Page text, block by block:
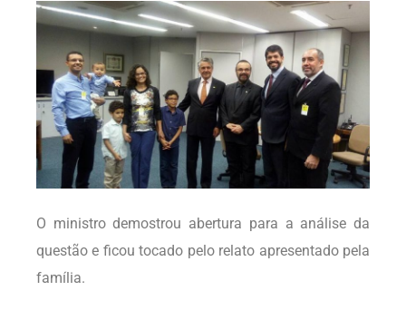
O ministro demostrou abertura para a análise da
questão e ficou tocado pelo relato apresentado pela
família.